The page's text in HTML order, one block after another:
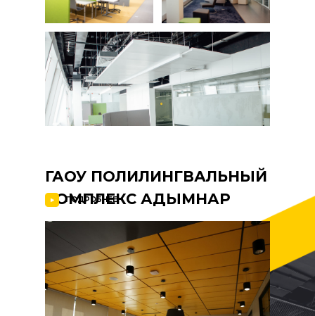
ПОДРОБНЕЕ
ГАОУ ПОЛИЛИНГВАЛЬНЫЙ
КОМПЛЕКС АДЫМНАР